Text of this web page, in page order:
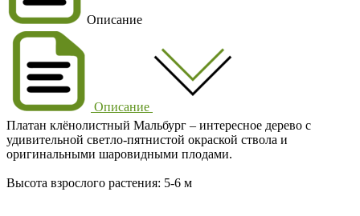
Описание
Описание
Платан клёнолистный Мальбург – интересное дерево с
удивительной светло-пятнистой окраской ствола и
оригинальными шаровидными плодами.
Высота взрослого растения: 5-6 м